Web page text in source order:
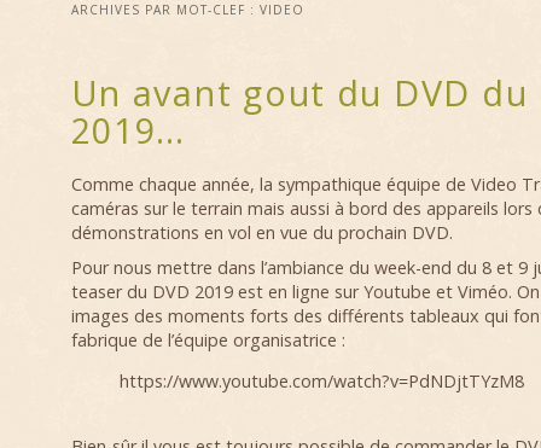
ARCHIVES PAR MOT-CLEF : VIDEO
Un avant gout du DVD
2019…
Comme chaque année, la sympathique équipe de Video
caméras sur le terrain mais aussi à bord des appareils lors
démonstrations en vol en vue du prochain DVD.
Pour nous mettre dans l’ambiance du week-end du 8 et 9
teaser du DVD 2019 est en ligne sur Youtube et Viméo.
images des moments forts des différents tableaux qui
fabrique de l’équipe organisatrice :
https://www.youtube.com/watch?v=PdNDjtTYzM8